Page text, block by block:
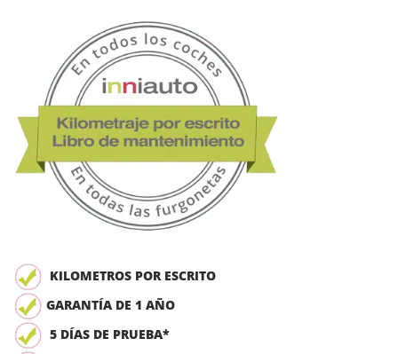
KILOMETROS POR ESCRITO
GARANTÍA DE 1 AÑO
5 DÍAS DE PRUEBA*